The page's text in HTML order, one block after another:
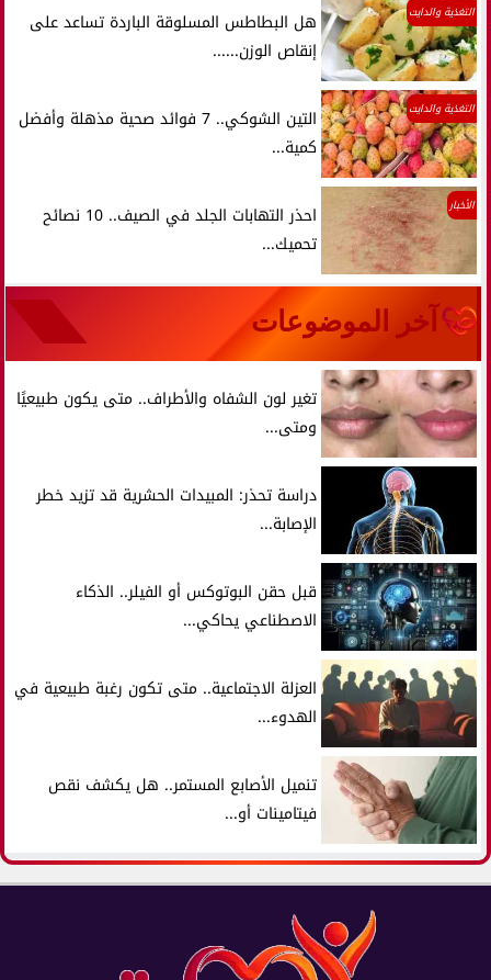
التغذية والدايت
هل البطاطس المسلوقة الباردة تساعد على
إنقاص الوزن......
التغذية والدايت
التين الشوكي.. 7 فوائد صحية مذهلة وأفضل
كمية...
الأخبار
احذر التهابات الجلد في الصيف.. 10 نصائح
تحميك...
آخر الموضوعات
تغير لون الشفاه والأطراف.. متى يكون طبيعيًا
ومتى...
دراسة تحذر: المبيدات الحشرية قد تزيد خطر
الإصابة...
قبل حقن البوتوكس أو الفيلر.. الذكاء
الاصطناعي يحاكي...
العزلة الاجتماعية.. متى تكون رغبة طبيعية في
الهدوء...
تنميل الأصابع المستمر.. هل يكشف نقص
فيتامينات أو...